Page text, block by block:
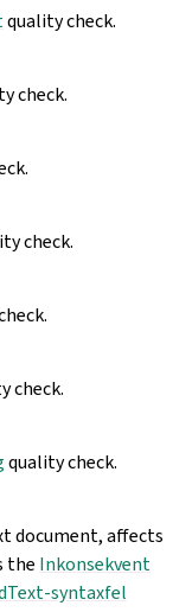
quality check.
check.
check.
check.
quality check.
document, affects
the Inkonsekvent
syntaxfel